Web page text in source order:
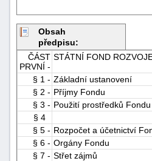
Obsah
předpisu:
ČÁST
PRVNÍ -
STÁTNÍ FOND
§ 1 - Základní ustanovení
§ 2 - Příjmy Fondu
§ 3 - Použití prostředků Fondu
§ 4
§ 5 - Rozpočet a účetnictví
§ 6 - Orgány Fondu
§ 7 - Střet zájmů